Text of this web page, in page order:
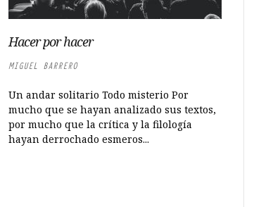
Hacer por hacer
MIGUEL BARRERO
Un andar solitario Todo misterio Por
mucho que se hayan analizado sus textos,
por mucho que la crítica y la filología
hayan derrochado esmeros...